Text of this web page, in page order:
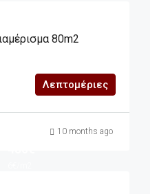
80m2
Λεπτομέριες
10 months ago